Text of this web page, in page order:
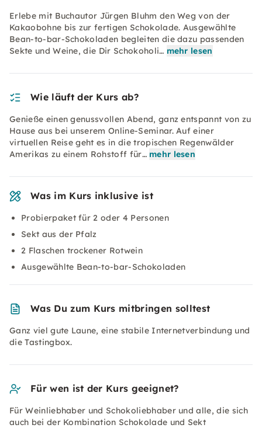
Erlebe mit Buchautor Jürgen Bluhm den Weg von der
Kakaobohne bis zur fertigen Schokolade. Ausgewählte
Bean-to-bar-Schokoladen begleiten die dazu passenden
Sekte und Weine, die Dir Schokoholi… mehr lesen
Wie läuft der Kurs ab?
Genieße einen genussvollen Abend, ganz entspannt von zu
Hause aus bei unserem Online-Seminar. Auf einer
virtuellen Reise geht es in die tropischen Regenwälder
Amerikas zu einem Rohstoff für… mehr lesen
Was im Kurs inklusive ist
Probierpaket für 2 oder 4 Personen
Sekt aus der Pfalz
2 Flaschen trockener Rotwein
Ausgewählte Bean-to-bar-Schokoladen
Was Du zum Kurs mitbringen solltest
Ganz viel gute Laune, eine stabile Internetverbindung und
die Tastingbox.
Für wen ist der Kurs geeignet?
Für Weinliebhaber und Schokoliebhaber und alle, die sich
auch bei der Kombination Schokolade und Sekt